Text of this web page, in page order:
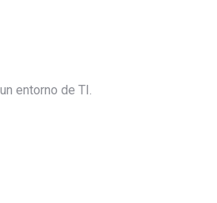
entorno de TI.